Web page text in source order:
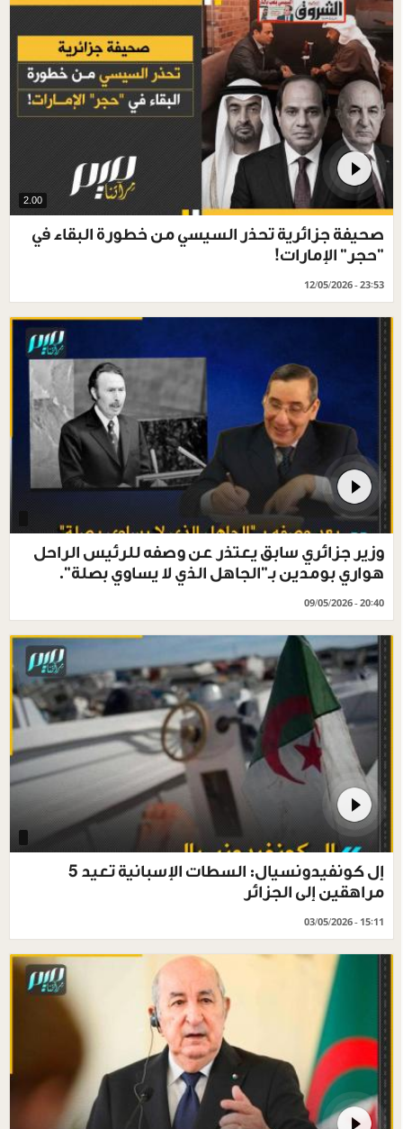
2.00
صحيفة جزائرية تحذر السيسي من خطورة البقاء في
"حجر" الإمارات!
12/05/2026 - 23:53
وزير جزائري سابق يعتذر عن وصفه للرئيس الراحل
هواري بومدين بـ"الجاهل الذي لا يساوي بصلة".
09/05/2026 - 20:40
إل كونفيدونسيال: السطات الإسبانية تعيد 5
مراهقين إلى الجزائر
03/05/2026 - 15:11